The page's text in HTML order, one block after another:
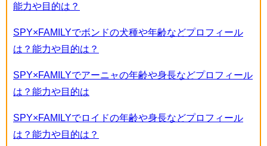
能力や目的は？
SPY×FAMILYでボンドの犬種や年齢などプロフィール
は？能力や目的は？
SPY×FAMILYでアーニャの年齢や身長などプロフィール
は？能力や目的は
SPY×FAMILYでロイドの年齢や身長などプロフィール
は？能力や目的は？